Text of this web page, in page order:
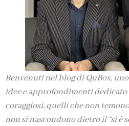
Benvenuti nel blog di QuBox,
idee e approfondimenti
coraggiosi, quelli che non
non si nascondono dietro il “si è